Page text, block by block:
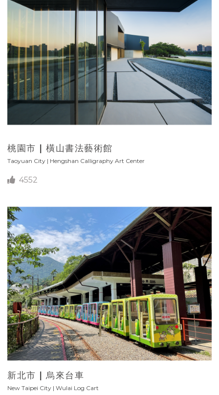
桃園市 | 橫山書法藝術館
Taoyuan City | Hengshan Calligraphy Art Center
4552
新北市 | 烏來台車
New Taipei City | Wulai Log Cart